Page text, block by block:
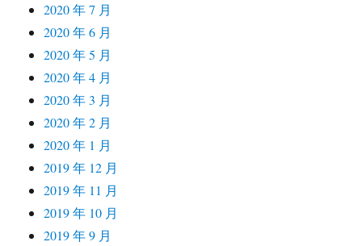
2020 年 7 月
2020 年 6 月
2020 年 5 月
2020 年 4 月
2020 年 3 月
2020 年 2 月
2020 年 1 月
2019 年 12 月
2019 年 11 月
2019 年 10 月
2019 年 9 月